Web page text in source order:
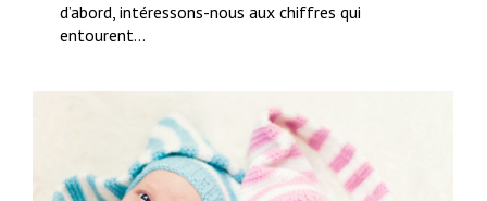
d’abord, intéressons-nous aux chiffres qui
entourent…